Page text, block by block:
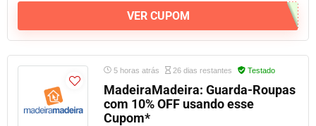
VER CUPOM
5 horas atrás 26 dias restantes Testado
MadeiraMadeira: Guarda-Roupas
com 10% OFF usando esse
Cupom*